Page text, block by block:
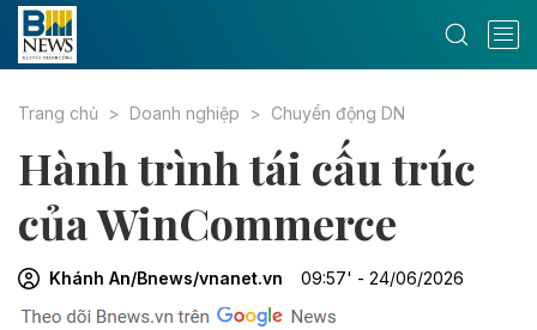
Trang chủ Doanh nghiệp Chuyển động DN
Hành trình tái cấu trúc
của WinCommerce
Khánh An/Bnews/vnanet.vn 09:57' - 24/06/2026